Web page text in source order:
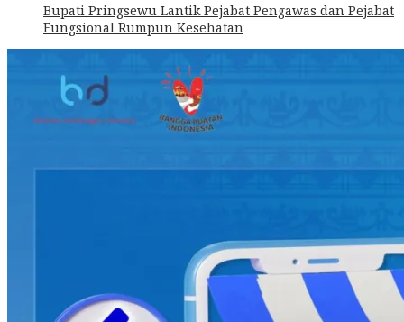
Bupati Pringsewu Lantik Pejabat Pengawas dan Pejabat
Fungsional Rumpun Kesehatan